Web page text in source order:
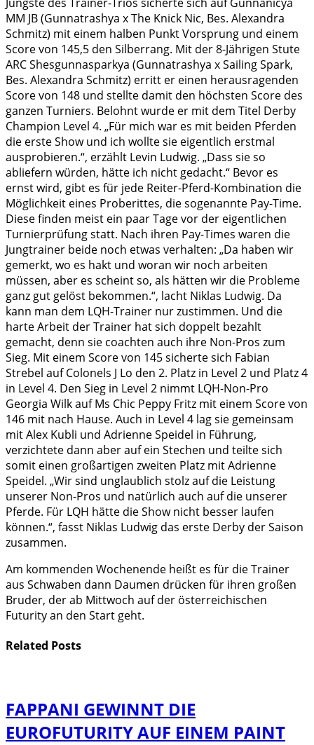
MM JB (Gunnatrashya x The Knick Nic, Bes. Alexandra
Schmitz) mit einem halben Punkt Vorsprung und einem
Score von 145,5 den Silberrang. Mit der 8-Jährigen Stute
ARC Shesgunnasparkya (Gunnatrashya x Sailing Spark,
Bes. Alexandra Schmitz) erritt er einen herausragenden
Score von 148 und stellte damit den höchsten Score des
ganzen Turniers. Belohnt wurde er mit dem Titel Derby
Champion Level 4. „Für mich war es mit beiden Pferden
die erste Show und ich wollte sie eigentlich erstmal
ausprobieren.“, erzählt Levin Ludwig. „Dass sie so
abliefern würden, hätte ich nicht gedacht.“ Bevor es
ernst wird, gibt es für jede Reiter-Pferd-Kombination die
Möglichkeit eines Proberittes, die sogenannte Pay-Time.
Diese finden meist ein paar Tage vor der eigentlichen
Turnierprüfung statt. Nach ihren Pay-Times waren die
Jungtrainer beide noch etwas verhalten: „Da haben wir
gemerkt, wo es hakt und woran wir noch arbeiten
müssen, aber es scheint so, als hätten wir die Probleme
ganz gut gelöst bekommen.“, lacht Niklas Ludwig. Da
kann man dem LQH-Trainer nur zustimmen. Und die
harte Arbeit der Trainer hat sich doppelt bezahlt
gemacht, denn sie coachten auch ihre Non-Pros zum
Sieg. Mit einem Score von 145 sicherte sich Fabian
Strebel auf Colonels J Lo den 2. Platz in Level 2 und Platz 4
in Level 4. Den Sieg in Level 2 nimmt LQH-Non-Pro
Georgia Wilk auf Ms Chic Peppy Fritz mit einem Score von
146 mit nach Hause. Auch in Level 4 lag sie gemeinsam
mit Alex Kubli und Adrienne Speidel in Führung,
verzichtete dann aber auf ein Stechen und teilte sich
somit einen großartigen zweiten Platz mit Adrienne
Speidel. „Wir sind unglaublich stolz auf die Leistung
unserer Non-Pros und natürlich auch auf die unserer
Pferde. Für LQH hätte die Show nicht besser laufen
können.“, fasst Niklas Ludwig das erste Derby der Saison
zusammen.
Am kommenden Wochenende heißt es für die Trainer
aus Schwaben dann Daumen drücken für ihren großen
Bruder, der ab Mittwoch auf der österreichischen
Futurity an den Start geht.
Related Posts
FAPPANI GEWINNT DIE
EUROFUTURITY AUF EINEM PAINT